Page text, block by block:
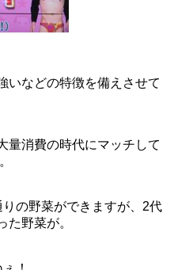
いなどの特徴を備えさせて
量消費の時代にマッチして
の野菜ができますが、2代
た野菜が。